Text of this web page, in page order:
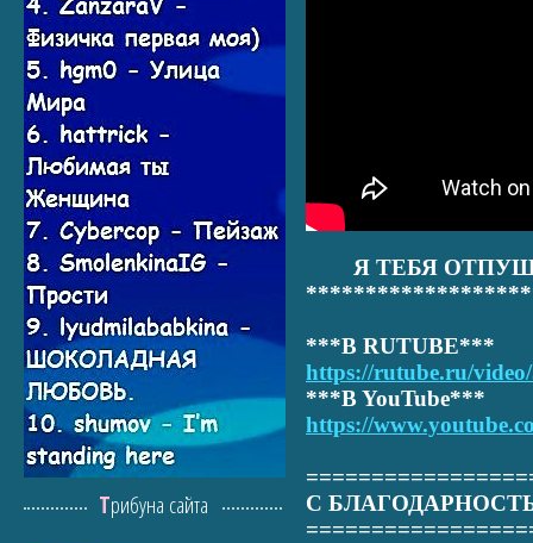
Я ТЕБЯ
***В RUTUBE***
https://rutube.ru/
***B YouTube***
https://
С
Трибуна сайта